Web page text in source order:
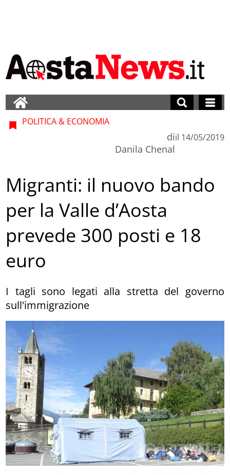
POLITICA & ECONOMIA
di
Danila Chenal
il 14/05/2019
Migranti: il nuovo bando
per la Valle d’Aosta
prevede 300 posti e 18
euro
I tagli sono legati alla stretta del governo
sull'immigrazione